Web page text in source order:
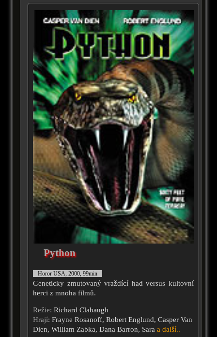
Python
Horor USA, 2000, 99min
Geneticky zmutovaný vraždící had versus kultovní
herci z mnoha filmů.
Režie: Richard Clabaugh
Hrají: Frayne Rosanoff, Robert Englund, Casper Van
Dien, William Zabka, Dana Barron, Sara a další..